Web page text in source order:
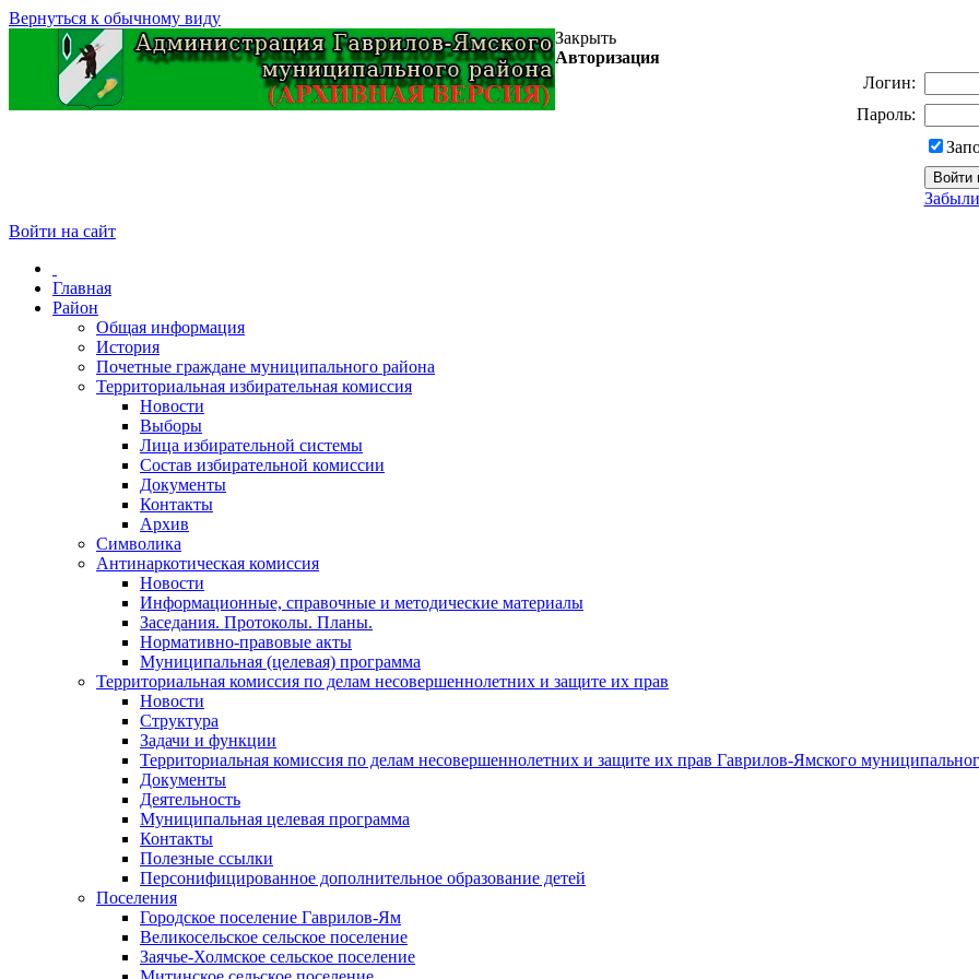
Вернуться к обычному виду
Закрыть
Авторизация
Логин:
Пароль:
Войти на сайт
Главная
Район
Общая информация
История
Почетные граждане муниципального района
Территориальная избирательная комиссия
Новости
Выборы
Лица избирательной системы
Состав избирательной комиссии
Документы
Контакты
Архив
Символика
Антинаркотическая комиссия
Новости
Информационные, справочные и методические материалы
Заседания. Протоколы. Планы.
Нормативно-правовые акты
Муниципальная (целевая) программа
Территориальная комиссия по делам несовершеннолетних и защите их прав
Новости
Структура
Задачи и функции
Территориальная комиссия по делам несовершеннолетних и защите их прав Гаврилов-Ямского
Документы
Деятельность
Муниципальная целевая программа
Контакты
Полезные ссылки
Персонифицированное дополнительное образование детей
Поселения
Городское поселение Гаврилов-Ям
Великосельское сельское поселение
Заячье-Холмское сельское поселение